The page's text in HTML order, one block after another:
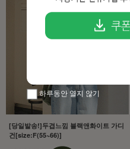
[당일발송!]두겹느낌 블랙앤화이트 가디
건[size:F(55~66)]
하루동안 열지 않기